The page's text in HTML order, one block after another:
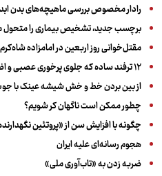
رادار مخصوص بررسی ماهیچه‌های بدن
برچسب جدید، تشخیص بیماری را متحول
مقتل‌خوانی روز اربعین در امامزاده
۱۲ ترفند ساده که جلوی پرخوری عصبی و اضافه ‌وزن را می‌گیرد
از بین بردن خط و خش شیشه عینک با
چطور ممکن است ناگهان کر شویم؟
چگونه با افزایش سن از «پروتئین
هجوم رسانه‌ای علیه ایران
ضربه زدن به «تاب‌آوری ملی»